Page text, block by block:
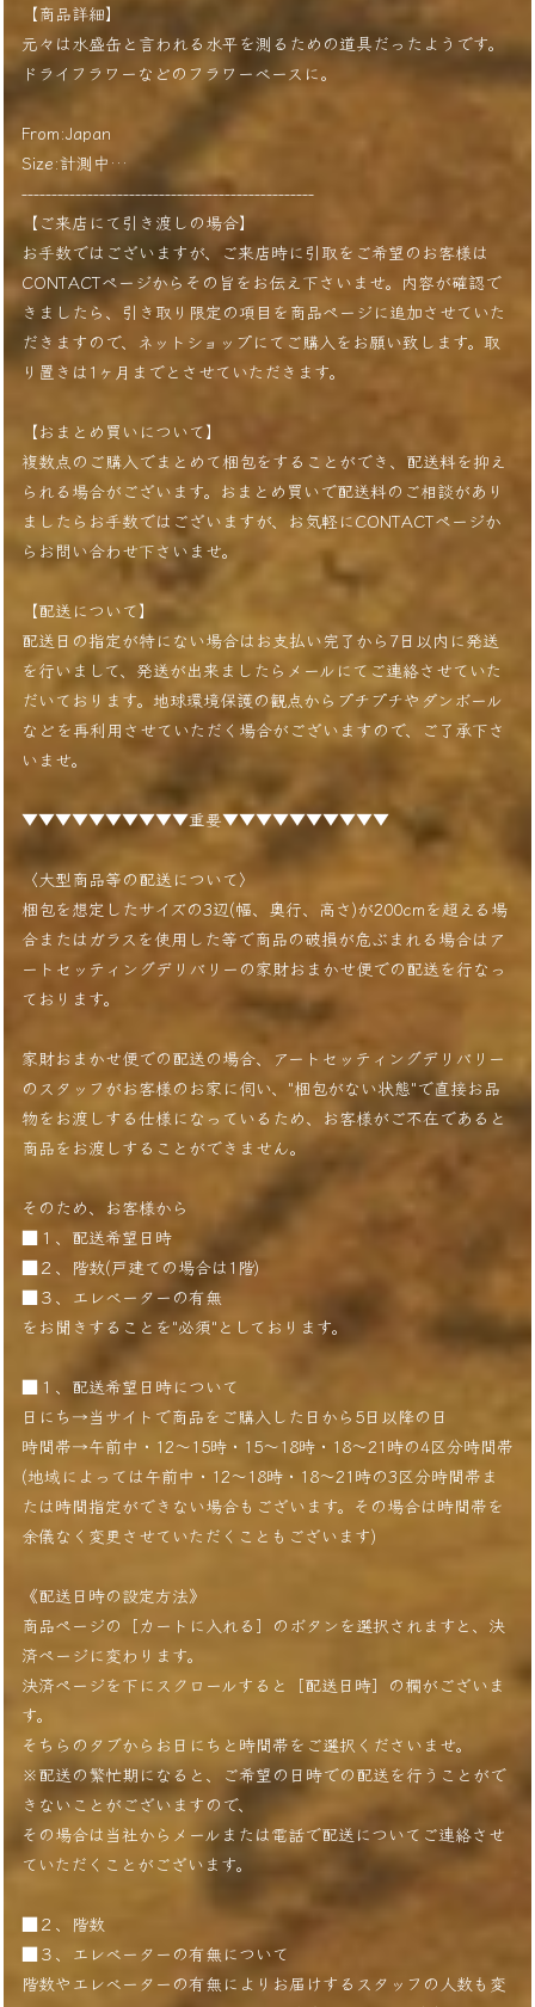
【商品詳細】
元々は水盛缶と言われる水平を測るための道具だったようです。
ドライフラワーなどのフラワーベースに。
From:Japan
Size:計測中…
-------------------------------------------------
【ご来店にて引き渡しの場合】
お手数ではございますが、ご来店時に引取をご希望のお客様は
CONTACTページからその旨をお伝え下さいませ。内容が確認で
きましたら、引き取り限定の項目を商品ページに追加させていた
だきますので、ネットショップにてご購入をお願い致します。取
り置きは1ヶ月までとさせていただきます。
【おまとめ買いについて】
複数点のご購入でまとめて梱包をすることができ、配送料を抑え
られる場合がございます。おまとめ買いで配送料のご相談があり
ましたらお手数ではございますが、お気軽にCONTACTページか
らお問い合わせ下さいませ。
【配送について】
配送日の指定が特にない場合はお支払い完了から7日以内に発送
を行いまして、発送が出来ましたらメールにてご連絡させていた
だいております。地球環境保護の観点からプチプチやダンボール
などを再利用させていただく場合がございますので、ご了承下さ
いませ。
▼▼▼▼▼▼▼▼▼▼重要▼▼▼▼▼▼▼▼▼▼
〈大型商品等の配送について〉
梱包を想定したサイズの3辺(幅、奥行、高さ)が200cmを超える場
合またはガラスを使用した等で商品の破損が危ぶまれる場合はア
ートセッティングデリバリーの家財おまかせ便での配送を行なっ
ております。
家財おまかせ便での配送の場合、アートセッティングデリバリー
のスタッフがお客様のお家に伺い、"梱包がない状態"で直接お品
物をお渡しする仕様になっているため、お客様がご不在であると
商品をお渡しすることができません。
そのため、お客様から
■１、配送希望日時
■２、階数(戸建ての場合は1階)
■３、エレベーターの有無
をお聞きすることを"必須"としております。
■１、配送希望日時について
日にち→当サイトで商品をご購入した日から5日以降の日
時間帯→午前中・12〜15時・15〜18時・18〜21時の4区分時間帯
(地域によっては午前中・12〜18時・18〜21時の3区分時間帯ま
たは時間指定ができない場合もございます。その場合は時間帯を
余儀なく変更させていただくこともございます)
《配送日時の設定方法》
商品ページの［カートに入れる］のボタンを選択されますと、決
済ページに変わります。
決済ページを下にスクロールすると［配送日時］の欄がございま
す。
そちらのタブからお日にちと時間帯をご選択くださいませ。
※配送の繁忙期になると、ご希望の日時での配送を行うことがで
きないことがございますので、
その場合は当社からメールまたは電話で配送についてご連絡させ
ていただくことがございます。
■２、階数
■３、エレベーターの有無について
階数やエレベーターの有無によりお届けするスタッフの人数も変